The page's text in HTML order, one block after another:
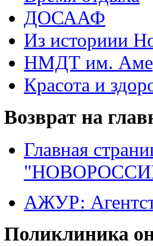
ДОСААФ
Из историии
НМДТ им.
Красота и
Возврат на
Главная
АЖУР:
Поликлиника